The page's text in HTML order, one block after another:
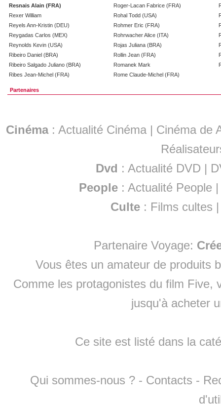
Resnais Alain (FRA)
Rexer William
Reyels Ann-Kristin (DEU)
Reygadas Carlos (MEX)
Reynolds Kevin (USA)
Ribeiro Daniel (BRA)
Ribeiro Salgado Juliano (BRA)
Ribes Jean-Michel (FRA)
Roger-Lacan Fabrice (FRA)
Rohal Todd (USA)
Rohmer Eric (FRA)
Rohrwacher Alice (ITA)
Rojas Juliana (BRA)
Rollin Jean (FRA)
Romanek Mark
Rome Claude-Michel (FRA)
Partenaires
Cinéma: Actualité Cinéma | Cinéma de
Dvd : Actualité DVD |
People :Actualité People
Culte : Films cultes
Partenaire Voyage:
Vous êtes un amateur de produits
Comme les protagonistes du film Five,
jusqu'à acheter
Ce site est listé dans la
Qui sommes-nous ? - Contacts -